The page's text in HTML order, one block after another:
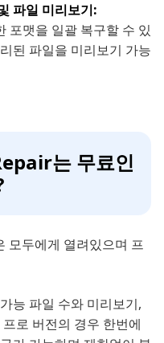
파일 미리보기:
포맷을 일괄 복구할 수 있
된 파일을 미리보기 가능
는 무료인
모두에게 열려있으며 프
능 파일 수와 미리보기,
로 버전의 경우 한번에